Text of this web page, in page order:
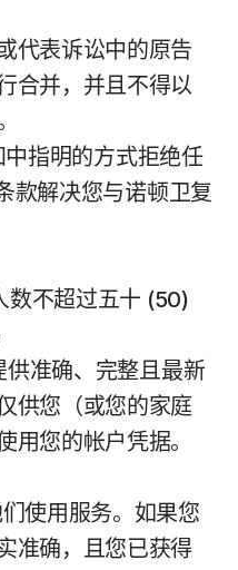
代表诉讼中的原告
合并，并且不得以
指明的方式拒绝任
款解决您与诺顿卫复
数不超过五十 (50)
准确、完整且最新
供您（或您的家庭
您的帐户凭据。
使用服务。如果您
准确，且您已获得